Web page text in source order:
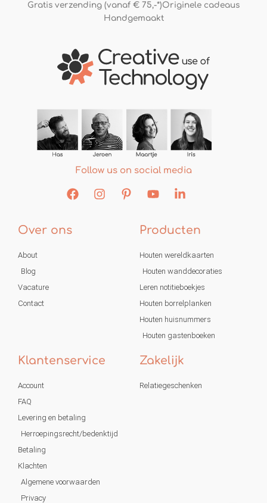
Gratis verzending (vanaf € 75,-*)Originele cadeaus
Handgemaakt
Follow us on social media
Over ons
About
Blog
Vacature
Contact
Producten
Houten wereldkaarten
Houten wanddecoraties
Leren notitieboekjes
Houten borrelplanken
Houten huisnummers
Houten gastenboeken
Klantenservice
Account
FAQ
Levering en betaling
Herroepingsrecht/bedenktijd
Betaling
Klachten
Algemene voorwaarden
Privacy
Zakelijk
Relatiegeschenken